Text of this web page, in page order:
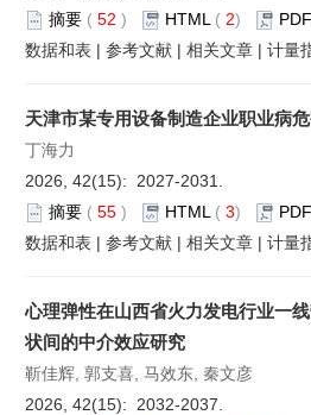
摘要 ( 52 ) HTML ( 2) PDF
数据和表 | 参考文献 | 相关文章 | 计量
天津市某专用设备制造企业职业病
丁海力
2026, 42(15): 2027-2031.
摘要 ( 55 ) HTML ( 3) PDF
数据和表 | 参考文献 | 相关文章 | 计量
心理弹性在山西省火力发电行业一
状间的中介效应研究
靳佳辉, 郭支喜, 马效东, 秦文彦
2026, 42(15): 2032-2037.